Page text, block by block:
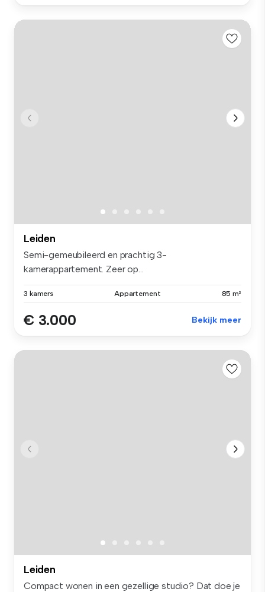
Leiden
Semi-gemeubileerd en prachtig 3-
kamerappartement. Zeer op...
3 kamers Appartement 85 m²
€ 3.000 Bekijk meer
Leiden
Compact wonen in een gezellige studio? Dat doe je